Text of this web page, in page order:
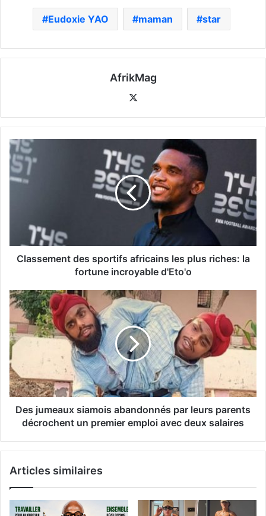
Eudoxie YAO maman star
AfrikMag
Classement des sportifs africains les plus riches: la
fortune incroyable d'Eto'o
Des jumeaux siamois abandonnés par leurs parents
décrochent un premier emploi avec deux salaires
Articles similaires